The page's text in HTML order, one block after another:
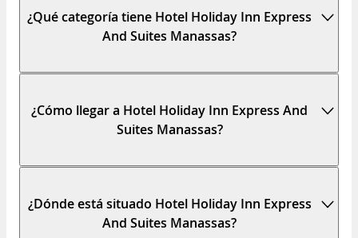
¿Qué categoría tiene Hotel Holiday Inn Express
And Suites Manassas?
¿Cómo llegar a Hotel Holiday Inn Express And
Suites Manassas?
¿Dónde está situado Hotel Holiday Inn Express
And Suites Manassas?